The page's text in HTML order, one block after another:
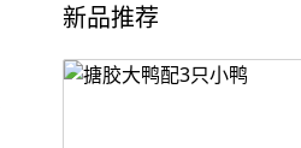
新品推荐